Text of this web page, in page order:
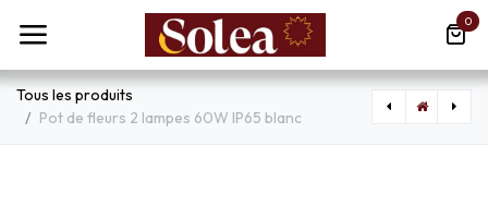
Se rendre au contenu
0
Tous les produits
Pot de fleurs 2 lampes 60W IP65 blanc